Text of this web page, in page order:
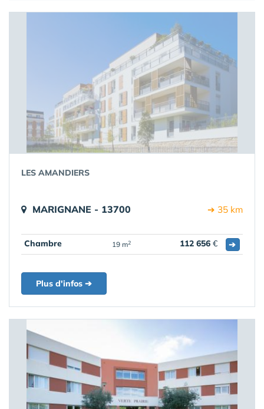
LES AMANDIERS
MARIGNANE - 13700 ➔ 35 km
Chambre 19 m2 112 656 € ➔
Plus d'infos ➔